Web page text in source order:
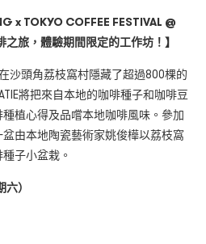
x TOKYO COFFEE FESTIVAL @
之旅，體驗期間限定的工作坊！】
沙頭角荔枝窩村隱藏了超過800棵的
將把來自本地的咖啡種子和咖啡豆
植心得及品嚐本地咖啡風味。參加
由本地陶瓷藝術家姚俊樺以荔枝窩
子小盆栽。
）